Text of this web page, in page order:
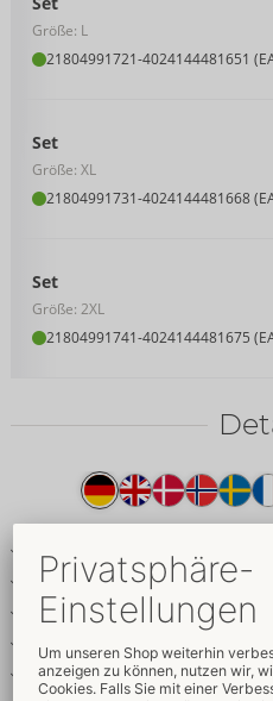
Größe: L
21804991721-4024144481651
Set
Größe: XL
21804991731-4024144481668
Set
Größe: 2XL
21804991741-4024144481675
Produkttext
Shirt mit Schenkel-Harness &
Inklusive 2 Handfesseln mit
Riemen-Applikationen &
Viele Fesselringe, dekorative